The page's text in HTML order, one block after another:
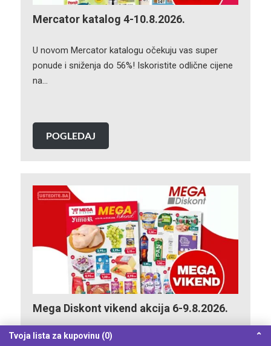
Mercator katalog 4-10.8.2026.
U novom Mercator katalogu očekuju vas super
ponude i sniženja do 56%! Iskoristite odlične cijene
na…
POGLEDAJ
Mega Diskont vikend akcija 6-9.8.2026.
Mega Diskont vikend akcija donosi vam mega
Tvoja lista za kupovinu (0) ⌃